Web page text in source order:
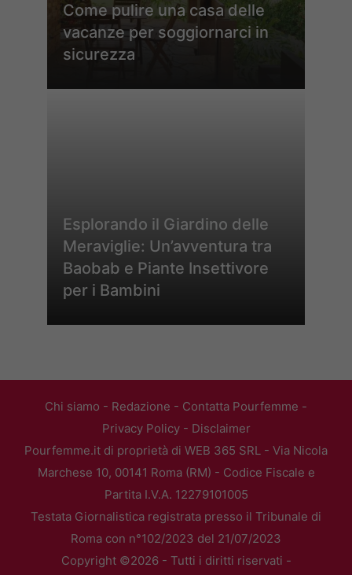
Come pulire una casa delle
vacanze per soggiornarci in
sicurezza
Esplorando il Giardino delle
Meraviglie: Un’avventura tra
Baobab e Piante Insettivore
per i Bambini
Chi siamo - Redazione - Contatta Pourfemme -
Privacy Policy- Disclaimer
Pourfemme.it di proprietà di WEB 365 SRL - Via Nicola
Marchese 10, 00141 Roma (RM) - Codice Fiscale e
Partita I.V.A. 12279101005
Testata Giornalistica registrata presso il Tribunale di
Roma con n°102/2023 del 21/07/2023
Copyright ©2026 - Tutti i diritti riservati -